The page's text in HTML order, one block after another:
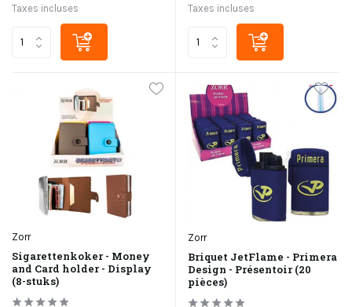
Taxes incluses
Taxes incluses
Zorr
Sigarettenkoker - Money
and Card holder - Display
(8-stuks)
Zorr
Briquet JetFlame - Primera
Design - Présentoir (20
pièces)